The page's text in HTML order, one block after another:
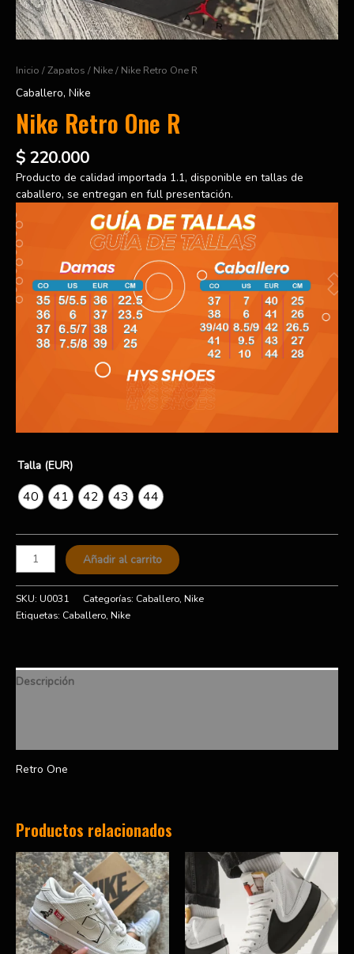
Inicio /Zapatos / Nike/ Nike Retro One R
Caballero, Nike
Nike Retro One R
$ 220.000
Producto de calidad importada 1.1, disponible en tallas de
caballero, se entregan en full presentación.
Talla (EUR)
40 41 42 43 44
Añadir al carrito
SKU: U0031 Categorías: Caballero, Nike
Etiquetas: Caballero, Nike
Descripción
Retro One
Productos relacionados